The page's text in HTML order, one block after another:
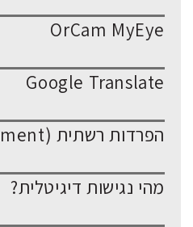
OrCam MyEye
Google Translate
הפרדות רשתית (Retinal Detachment)
מהי נגישות דיגיטלית?